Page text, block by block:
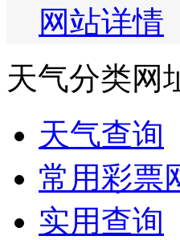
网站详情
天气分类网
天气查询
常用彩票
实用查询